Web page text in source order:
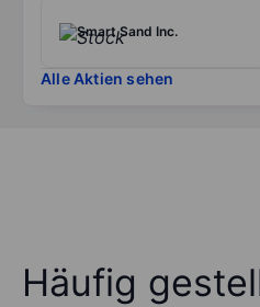
Smart Sand Inc.
Alle Aktien sehen
Häufig